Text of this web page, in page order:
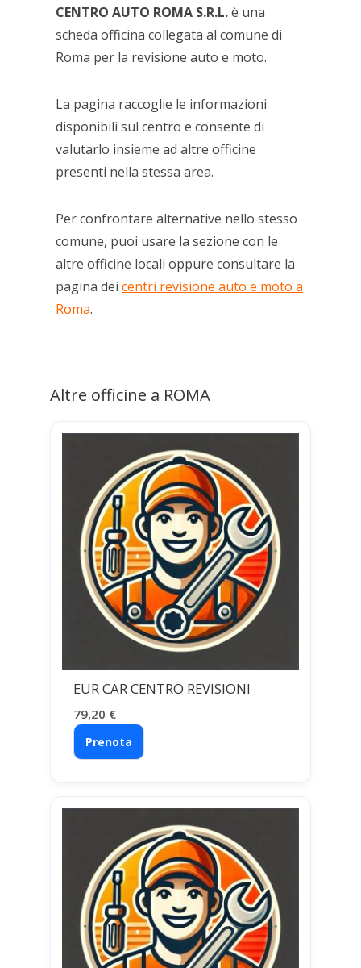
CENTRO AUTO ROMA S.R.L.è una
scheda officina collegata al comune di
Roma per la revisione auto e moto.
La pagina raccoglie le informazioni
disponibili sul centro e consente di
valutarlo insieme ad altre officine
presenti nella stessa area.
Per confrontare alternative nello stesso
comune, puoi usare la sezione con le
altre officine locali oppure consultare la
pagina deicentri revisione auto e moto a
Roma.
Altre officine a ROMA
EUR CAR CENTRO REVISIONI
79,20 €
Prenota